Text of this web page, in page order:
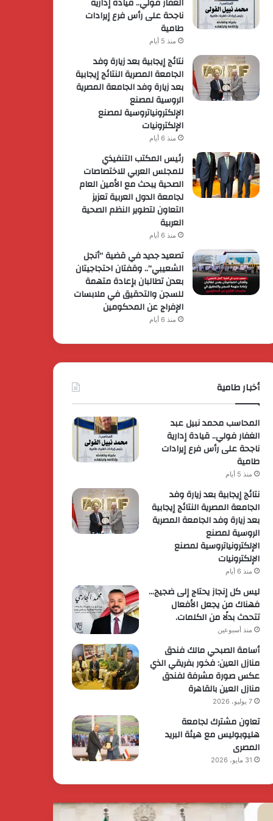
ناجحة على رأس فرع إيرادات
طامية
منذ 5 أيام
نتائج إيجابية بعد زيارة وفد
الجامعة المصرية النتائج إيجابية
بعد زيارة وفد الجامعة المصرية
الروسية لمصنع
الإلكترونياتروسية لمصنع
الإلكترونيات
منذ 6 أيام
رئيس المكتب التنفيذي
للمجلس العربي للاختصاصات
الصحية يبحث مع الأمين العام
لجامعة الدول العربية تعزيز
التعاون لتطوير النظم الصحية
العربية
منذ 6 أيام
تصعيد جديد في قضية “أنجل
الشعيبي”.. وقفتان احتجاجيتان
بعدن تطالبان بإعادة متهمة
للسجن والتحقيق في ملابسات
الإفراج عن المحكومين
منذ 6 أيام
أخبار طامية
المحاسب محمد نبيل عبد
الغفار فولي.. قيادة إدارية
ناجحة على رأس فرع إيرادات
طامية
منذ 5 أيام
نتائج إيجابية بعد زيارة وفد
الجامعة المصرية النتائج إيجابية
بعد زيارة وفد الجامعة المصرية
الروسية لمصنع
الإلكترونياتروسية لمصنع
الإلكترونيات
منذ 6 أيام
ليس كل إنجاز يحتاج إلى ضجيج…
فهناك من يجعل الأفعال
تتحدث بدلًا من الكلمات.
منذ أسبوعين
أسامة الصبحي مالك فندق
منازل العين: فخور بفريقي الذي
عكس صورة مشرفة لفندق
منازل العين بالقاهرة
7 يوليو، 2026
تعاون مشترك لجامعة
هليوبوليس مع هيئة البريد
المصرى
31 مايو، 2026
رئيس